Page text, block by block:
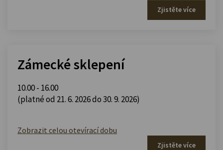
Zjistěte více
Zámecké sklepení
10.00 - 16.00
(platné od 21. 6. 2026 do 30. 9. 2026)
Zobrazit celou otevírací dobu
Zjistěte více